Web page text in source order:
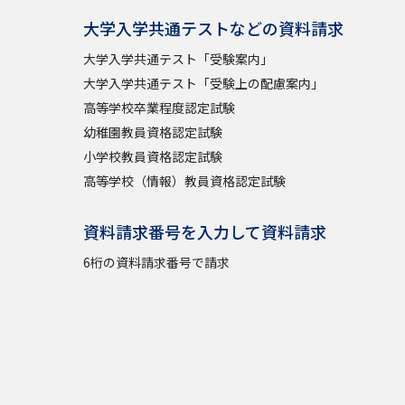
大学入学共通テストなどの資料請求
大学入学共通テスト「受験案内」
大学入学共通テスト「受験上の配慮案内」
高等学校卒業程度認定試験
幼稚園教員資格認定試験
小学校教員資格認定試験
高等学校（情報）教員資格認定試験
資料請求番号を入力して資料請求
6桁の資料請求番号で請求